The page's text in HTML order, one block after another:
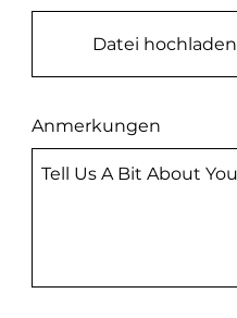
Datei hochladen
Anmerkungen